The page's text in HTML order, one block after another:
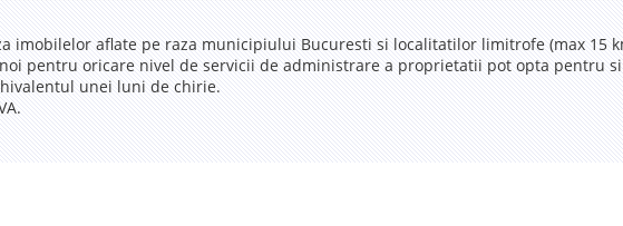
imobilelor aflate pe raza municipiului Bucuresti si localitatilor limitrofe (max 15
pentru oricare nivel de servicii de administrare a proprietatii pot opta pentru
unei luni de chirie.